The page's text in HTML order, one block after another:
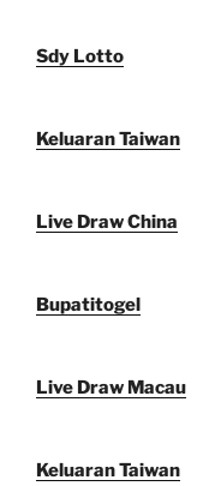
Sdy Lotto
Keluaran Taiwan
Live Draw China
Bupatitogel
Live Draw Macau
Keluaran Taiwan